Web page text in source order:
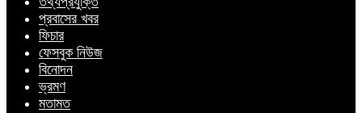
প্রবাসের খবর
ফিচার
ফেসবুক নিউজ
বিনোদন
ভ্রমণ
মতামত